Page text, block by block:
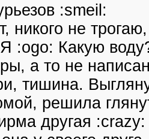
:smeil:
никого не
:ogo: Какую
а то не
тишина.
решила
другая :crazy: